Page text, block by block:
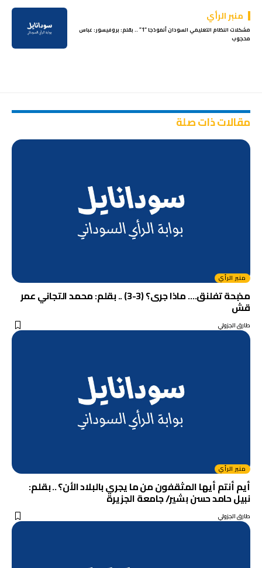
منبر الرأي
مشكلات النظام التعليمي السودان أنموذجا “1” .. بقلم: بروفيسور: عباس
محجوب
مقالات ذات صلة
منبر الرأي
مذبحة تفلنق…. ماذا جرى؟ (3-3) .. بقلم: محمد التجاني عمر
قش
طارق الجزولي
منبر الرأي
أيم أنتم أيها المثقفون من ما يجري بالبلاد الأن؟ .. بقلم:
نبيل حامد حسن بشير/ جامعة الجزيرة
طارق الجزولي